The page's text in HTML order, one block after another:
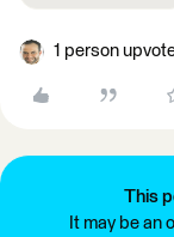
1 person
This
It may be an